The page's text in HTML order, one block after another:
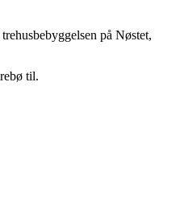
på Nøstet,
til.